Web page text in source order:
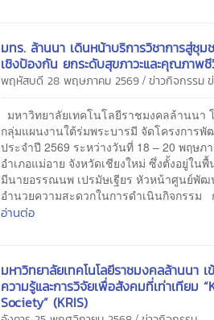
มทร. ล้านนา เดินหน้าบริการวิชาการสู่ชุ
เชิงป้องกัน ยกระดับสุขภาวะและคุณภาพ
พฤหัสบดี 28 พฤษภาคม 2569 /ข่าวกิจกรรม
มหาวิทยาลัยเทคโนโลยีราชมงคลล้านน
กลุ่มแผนงานใต้ร่มพระบารมี จัดโครงการ
ประจำปี 2569 ระหว่างวันที่ 18 – 20 พฤษ
อำเภอแม่อาย จังหวัดเชียงใหม่ ซึ่งตั้งอยู่ใ
มีนายอรรณนพ เปรมัษเฐียร หัวหน้าศูนย์พั
อำนวยความสะดวกในการดำเนินกิจกรร
อ่านต่อ
มหาวิทยาลัยเทคโนโลยีราชมงคลล้านนา
ความรู้และการวิจัยเพื่อสังคมที่เท่าเทียม
Society” (KRIS)